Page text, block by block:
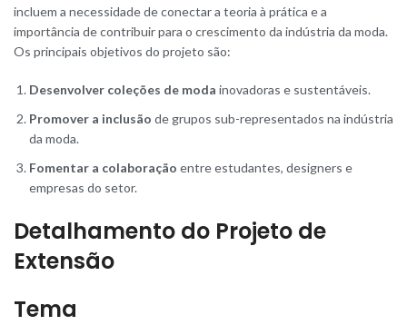
incluem a necessidade de conectar a teoria à prática e a
importância de contribuir para o crescimento da indústria da moda.
Os principais objetivos do projeto são:
Desenvolver coleções de moda inovadoras e sustentáveis.
Promover a inclusão de grupos sub-representados na indústria
da moda.
Fomentar a colaboração entre estudantes, designers e
empresas do setor.
Detalhamento do Projeto de
Extensão
Tema